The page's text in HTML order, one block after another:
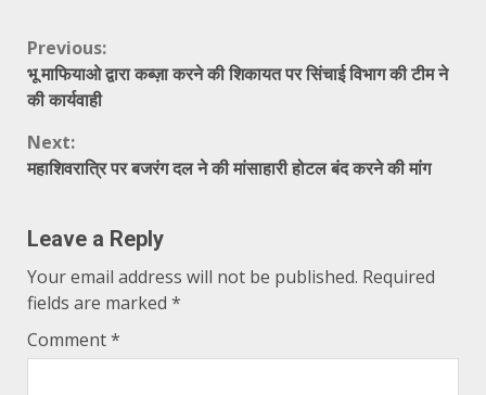
Continue
Reading
Previous:
भू माफियाओ द्वारा कब्ज़ा करने की शिकायत पर सिंचाई विभाग की टीम ने
की कार्यवाही
Next:
महाशिवरात्रि पर बजरंग दल ने की मांसाहारी होटल बंद करने की मांग
Leave a Reply
Your email address will not be published. Required
fields are marked *
Comment*